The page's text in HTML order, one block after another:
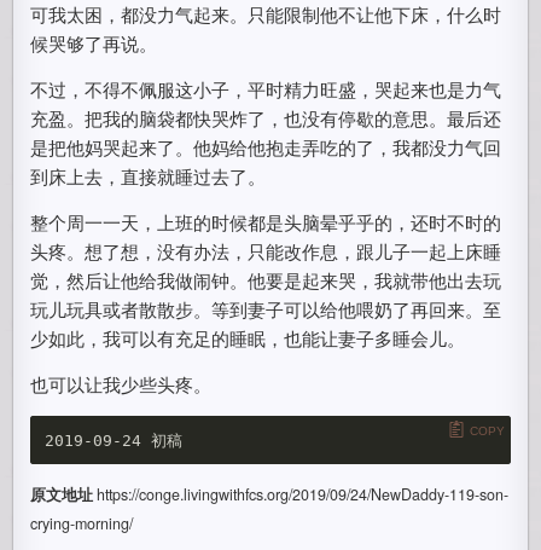
可我太困，都没力气起来。只能限制他不让他下床，什么时
候哭够了再说。
不过，不得不佩服这小子，平时精力旺盛，哭起来也是力气
充盈。把我的脑袋都快哭炸了，也没有停歇的意思。最后还
是把他妈哭起来了。他妈给他抱走弄吃的了，我都没力气回
到床上去，直接就睡过去了。
整个周一一天，上班的时候都是头脑晕乎乎的，还时不时的
头疼。想了想，没有办法，只能改作息，跟儿子一起上床睡
觉，然后让他给我做闹钟。他要是起来哭，我就带他出去玩
玩儿玩具或者散散步。等到妻子可以给他喂奶了再回来。至
少如此，我可以有充足的睡眠，也能让妻子多睡会儿。
也可以让我少些头疼。
COPY
原文地址https://conge.livingwithfcs.org/2019/09/24/NewDaddy-119-son-
crying-morning/